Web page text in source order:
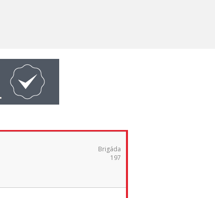
Brigáda
197